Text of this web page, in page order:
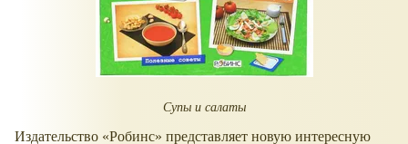
Супы и салаты
Издательство Робинс
представляет новую интересную